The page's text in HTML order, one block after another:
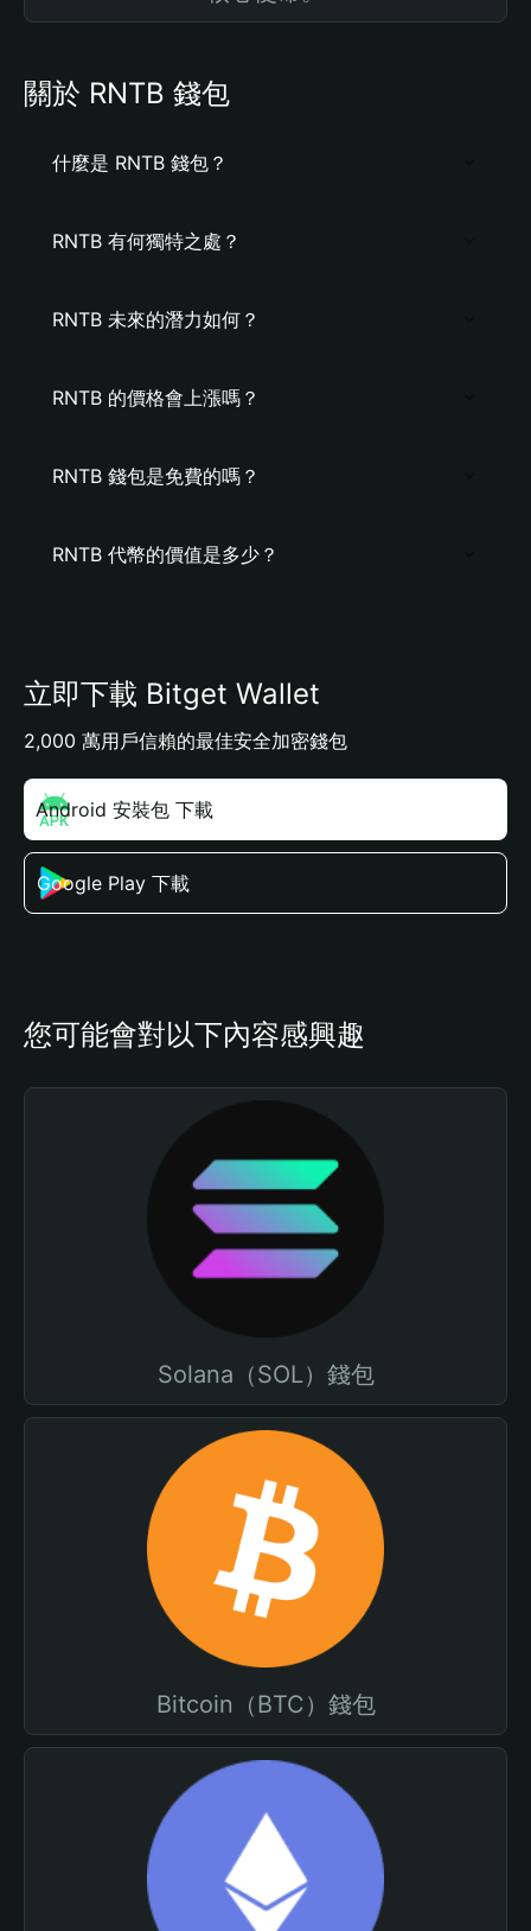
關於 RNTB 錢包
什麼是 RNTB 錢包？
RNTB 有何獨特之處？
RNTB 未來的潛力如何？
RNTB 的價格會上漲嗎？
RNTB 錢包是免費的嗎？
RNTB 代幣的價值是多少？
立即下載 Bitget Wallet
2,000 萬用戶信賴的最佳安全加密錢包
Android 安裝包 下載
Google Play 下載
您可能會對以下內容感興趣
Solana（SOL）錢包
Bitcoin（BTC）錢包